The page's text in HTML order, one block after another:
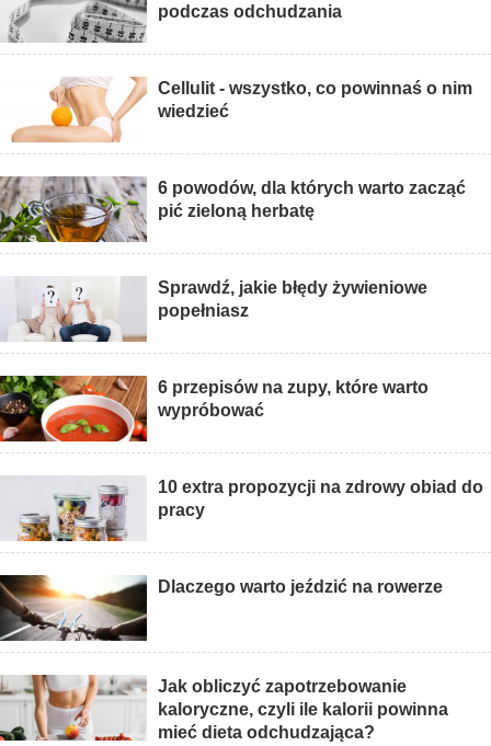
podczas odchudzania
Cellulit - wszystko, co powinnaś o nim
wiedzieć
6 powodów, dla których warto zacząć
pić zieloną herbatę
Sprawdź, jakie błędy żywieniowe
popełniasz
6 przepisów na zupy, które warto
wypróbować
10 extra propozycji na zdrowy obiad do
pracy
Dlaczego warto jeździć na rowerze
Jak obliczyć zapotrzebowanie
kaloryczne, czyli ile kalorii powinna
mieć dieta odchudzająca?